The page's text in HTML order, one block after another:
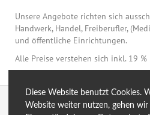
Diese Website benutzt Cookies.
Website weiter nutzen, gehen
Unsere Angebote richten sich
Handwerk, Handel, Freiberufler,
und öffentliche Einrichtungen.
Alle Preise verstehen sich inkl. 19 %
© 2026 by eXtro.hosting